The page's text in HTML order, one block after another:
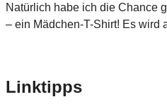
Natürlich habe ich die Chance
– ein Mädchen-T-Shirt! Es wird
Linktipps